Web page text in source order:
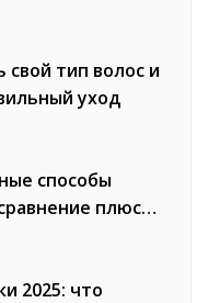
свой тип волос и
уход
способы
плюсов
2025: что